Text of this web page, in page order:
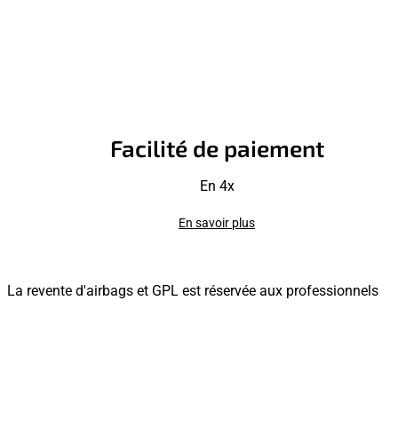
Facilité de paiement
En 4x
En savoir plus
La revente d'airbags et GPL est réservée aux professionnels